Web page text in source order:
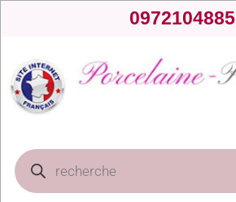
0972104885
Recherche
de
produits